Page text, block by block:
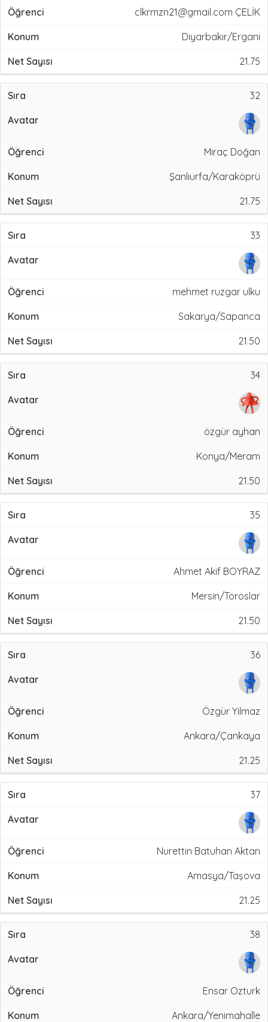
clkrmzn21@gmail.com ÇELİK
Diyarbakır/Ergani
21.75
32
Miraç Doğan
Şanlıurfa/Karaköprü
21.75
33
mehmet ruzgar ulku
Sakarya/Sapanca
21.50
34
özgür ayhan
Konya/Meram
21.50
35
Ahmet Akif BOYRAZ
Mersin/Toroslar
21.50
36
Özgür Yilmaz
Ankara/Çankaya
21.25
37
Nurettin Batuhan Aktan
Amasya/Taşova
21.25
38
Ensar Ozturk
Ankara/Yenimahalle